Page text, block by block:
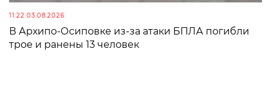
11:22 03.08.2026
В Архипо-Осиповке из-за атаки БПЛА погибли
трое и ранены 13 человек